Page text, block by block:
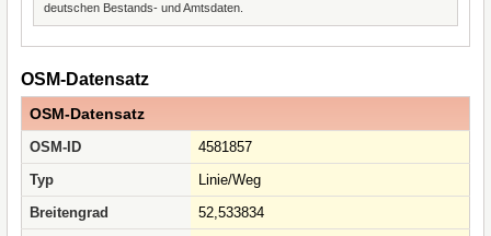
deutschen Bestands- und Amtsdaten.
OSM-Datensatz
OSM-Datensatz
OSM-ID
4581857
Typ
Linie/Weg
Breitengrad
52,533834